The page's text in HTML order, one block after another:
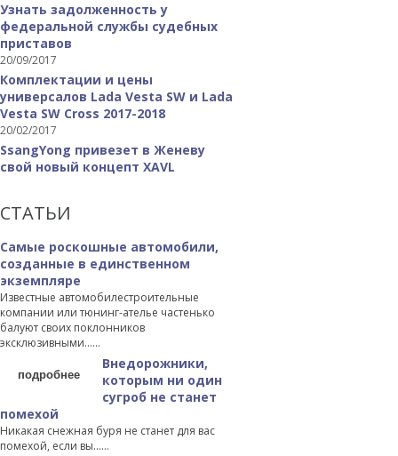
Узнать задолженность у
федеральной службы судебных
приставов
20/09/2017
Комплектации и цены
универсалов Lada Vesta SW и Lada
Vesta SW Cross 2017-2018
20/02/2017
SsangYong привезет в Женеву
свой новый концепт XAVL
СТАТЬИ
Самые роскошные автомобили,
созданные в единственном
экземпляре
Известные автомобилестроительные
компании или тюнинг-ателье частенько
балуют своих поклонников
эксклюзивными…...
подробнее
Внедорожники,
которым ни один
сугроб не станет
помехой
Никакая снежная буря не станет для вас
помехой, если вы…...